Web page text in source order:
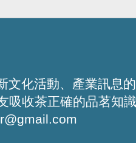
文化活動、產業訊息
吸收茶正確的品茗知